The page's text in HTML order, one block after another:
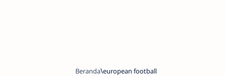
Beranda european football